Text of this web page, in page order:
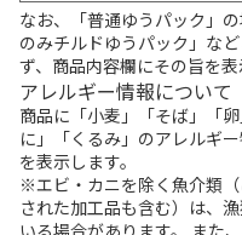
なお、「普通ゆうパック」
のみチルドゆうパック」な
ず、商品内容欄にその旨を表
アレルギー情報について
商品に「小麦」「そば」「
に」「くるみ」のアレルギ
を表示します。
※エビ・カニを除く魚介類
された加工品も含む）は、
いる場合があります。 また